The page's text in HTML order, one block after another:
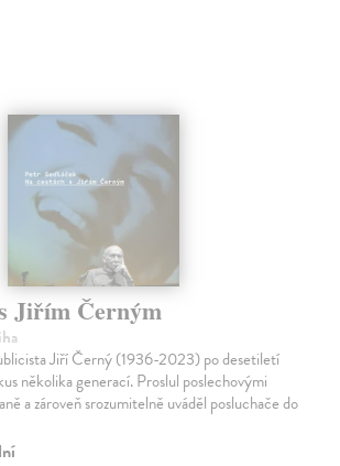
Jiřím Černým
Jiří Černý (1936-2023) po desetiletí
několika generací. Proslul poslechovými
a zároveň srozumitelně uváděl posluchače do